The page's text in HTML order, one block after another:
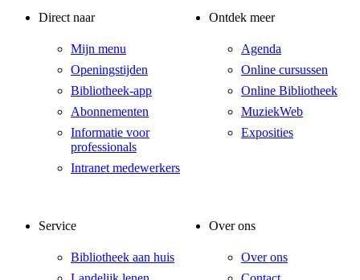
Direct naar
Mijn menu
Openingstijden
Bibliotheek-app
Abonnementen
Informatie voor
professionals
Intranet medewerkers
Ontdek meer
Agenda
Online cursussen
Online Bibliotheek
MuziekWeb
Exposities
Service
Bibliotheek aan huis
Over ons
Over ons